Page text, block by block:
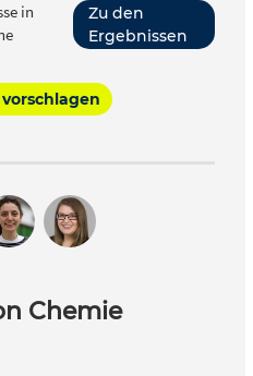
in
Zu den
Ergebnissen
Chemie